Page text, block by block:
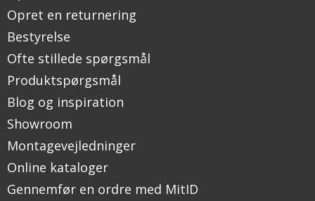
Opret en returnering
Bestyrelse
Ofte stillede spørgsmål
Produktspørgsmål
Blog og inspiration
Showroom
Montagevejledninger
Online kataloger
Gennemfør en ordre med MitID